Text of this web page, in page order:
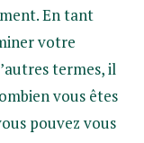
En tant
votre
termes, il
vous êtes
pouvez vous